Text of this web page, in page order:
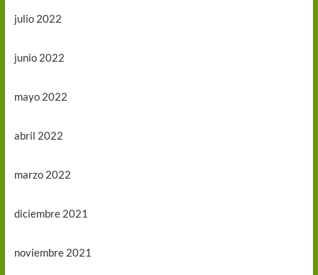
julio 2022
junio 2022
mayo 2022
abril 2022
marzo 2022
diciembre 2021
noviembre 2021